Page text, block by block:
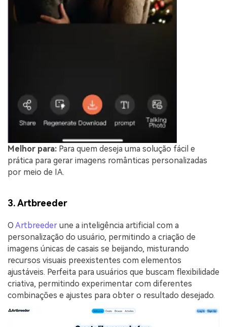
Melhor para: Para quem deseja uma solução fácil e
prática para gerar imagens românticas personalizadas
por meio de IA.
3. Artbreeder
O Artbreeder une a inteligência artificial com a
personalização do usuário, permitindo a criação de
imagens únicas de casais se beijando, misturando
recursos visuais preexistentes com elementos
ajustáveis. Perfeita para usuários que buscam flexibilidade
criativa, permitindo experimentar com diferentes
combinações e ajustes para obter o resultado desejado.